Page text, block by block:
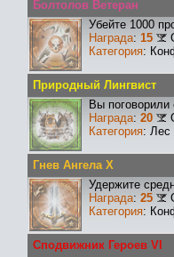
Болтолов Ветеран
Убейте 1000
Награда: 15
Категория:
Природный Лингвист
Вы
Награда: 20
Категория: Лес
Гнев Ангела X
Удержите
Награда: 25
Категория:
Сподвижник Героев VI